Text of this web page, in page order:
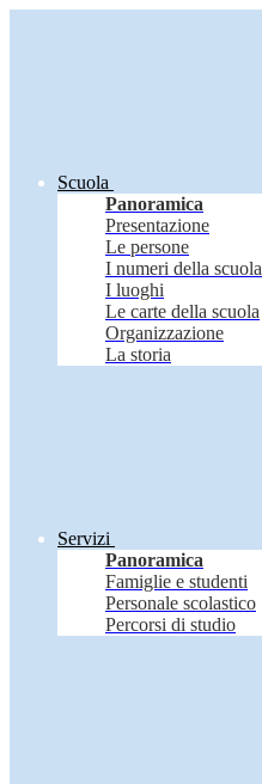
Scuola
Panoramica
Presentazione
Le persone
I numeri della scuola
I luoghi
Le carte della scuola
Organizzazione
La storia
Servizi
Panoramica
Famiglie e studenti
Personale scolastico
Percorsi di studio